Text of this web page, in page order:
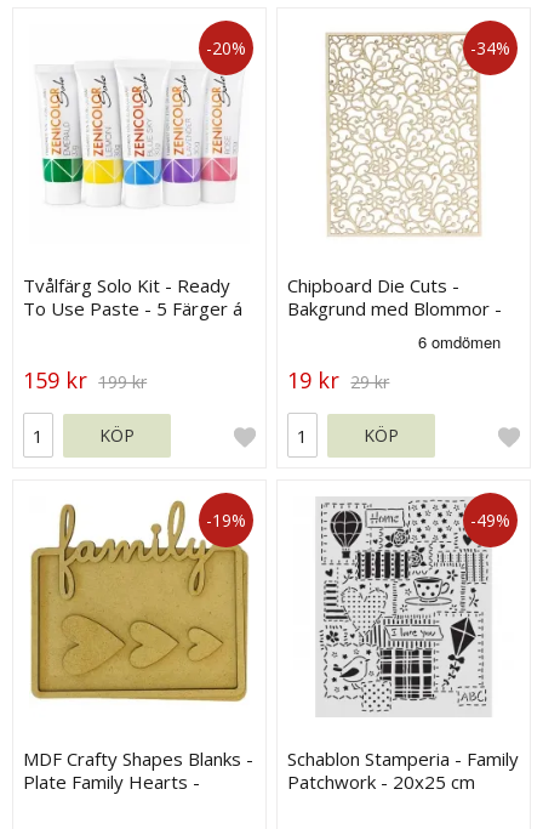
-20%
Tvålfärg Solo Kit - Ready
To Use Paste - 5 Färger á
159 kr 199 kr
KÖP
-34%
Chipboard Die Cuts -
Bakgrund med Blommor -
19 kr 29 kr
KÖP
-19%
MDF Crafty Shapes Blanks -
Plate Family Hearts -
-49%
Schablon Stamperia - Family
Patchwork - 20x25 cm